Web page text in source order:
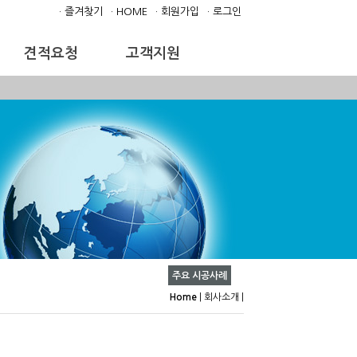
· 로그인
· 회원가입
· HOME
· 즐겨찾기
견적요청 고객지원
Home 회사소개
주요 시공사례